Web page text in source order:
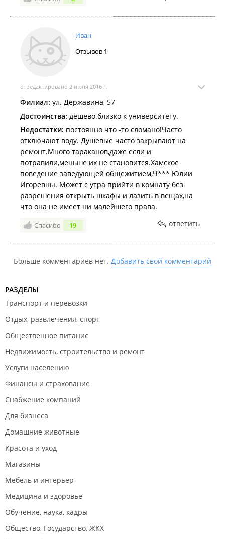
еще раз куда-либо, я точно не выбрала бы ВВГУ, не
верьте в байки что всех несовершеннолетних
заселяют, это далеко не так)
Иван
Отзывов 1
отредактировано 2 июня 2016 г.
Филиал: ул. Державина, 57
Достоинства: дешево.близко к университету.
Недостатки: постоянно что -то сломано!Часто
отключают воду. Душевые часто закрывают на
ремонт.Много тараканов,даже если и
потравили,меньше их не становится.Хамское
поведение заведующей общежитием,Ч*** Юлии
Игоревны. Может с утра прийти в комнату без
разрешения открыть шкафы и лазить в вещах,на
что она не имеет ни малейшего права.
Спасибо 19 ответить
Больше комментариев нет. Добавить свой комментарий
РАЗДЕЛЫ
Транспорт и перевозки
Отдых, развлечения, спорт
Общественное питание
Недвижимость, строительство и ремонт
Услуги населению
Финансы и страхование
Снабжение компаний
Для бизнеса
Домашние животные
Красота и уход
Магазины
Мебель и интерьер
Медицина и здоровье
Обучение, наука, кадры
Общество, Государство, ЖКХ